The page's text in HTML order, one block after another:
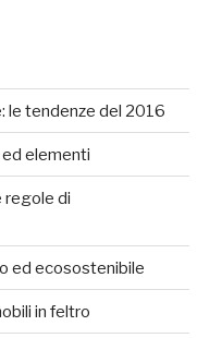
le tendenze del 2016
elementi
regole di
ed ecosostenibile
in feltro